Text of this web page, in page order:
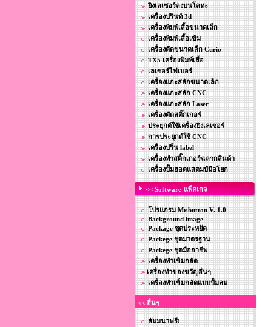
ยิงเลเซอร์ลงบนโลหะ
เครื่องปรินท์ 3d
เครื่องพิมพ์เสื้อขนาดเล็ก
เครื่องพิมพ์เสื้อเข้ม
เครื่องตัดขนาดเล็ก Curio
TX5 เครื่องพิมพ์เสื้อ
เลเซอร์ไฟเบอร์
เครื่องแกะสลักขนาดเล็ก
เครื่องแกะสลัก CNC
เครื่องแกะสลัก Laser
เครื่องตัดสติ๊กเกอร์
ประยุกต์ใช้เครื่องยิงเลเซอร์
การประยุกต์ใช้ CNC
เครื่องปริ้น label
เครื่องทำสติ๊กเกอร์ฉลากสินค้า
เครื่องปั๊มฮอตแสตมป์มือโยก
<< Software-แพ็คเกจ
โปรแกรม Mr.button V. 1.0
Background image
Package ชุดประหยัด
Packege ชุดมาตรฐาน
Packege ชุดมืออาชีพ
เครื่องทำเข็มกลัด
เครื่องทำของขวัญอื่นๆ
เครื่องทำเข็มกลัดแบบปั้มลม
<< อื่นๆ
สัมมนาฟรี!